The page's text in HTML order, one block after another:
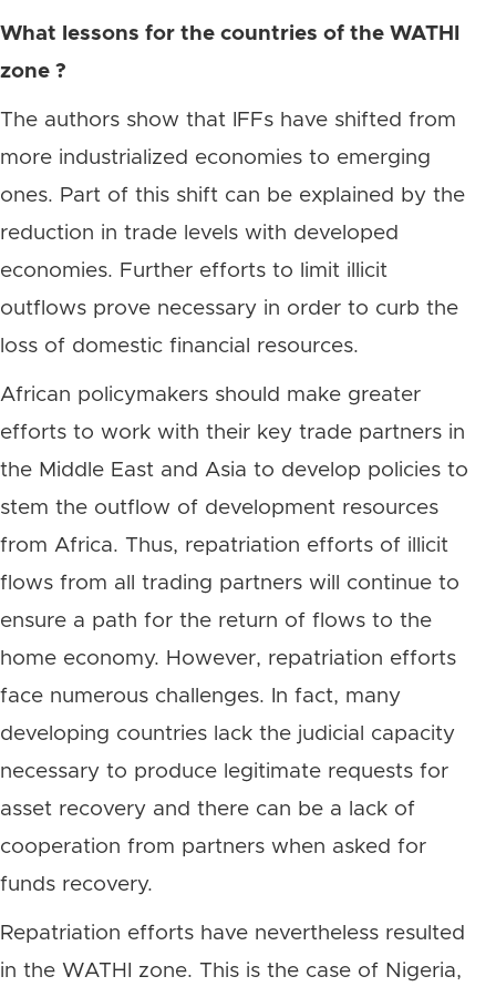
What lessons for the countries of the WATHI
zone ?
The authors show that IFFs have shifted from
more industrialized economies to emerging
ones. Part of this shift can be explained by the
reduction in trade levels with developed
economies. Further efforts to limit illicit
outflows prove necessary in order to curb the
loss of domestic financial resources.
African policymakers should make greater
efforts to work with their key trade partners in
the Middle East and Asia to develop policies to
stem the outflow of development resources
from Africa. Thus, repatriation efforts of illicit
flows from all trading partners will continue to
ensure a path for the return of flows to the
home economy. However, repatriation efforts
face numerous challenges. In fact, many
developing countries lack the judicial capacity
necessary to produce legitimate requests for
asset recovery and there can be a lack of
cooperation from partners when asked for
funds recovery.
Repatriation efforts have nevertheless resulted
in the WATHI zone. This is the case of Nigeria,